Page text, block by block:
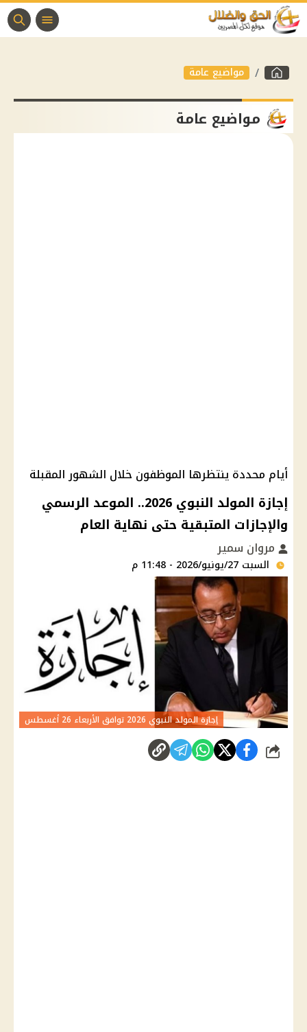
مواضيع عامة
مواضيع عامة
أيام محددة ينتظرها الموظفون خلال الشهور المقبلة
إجازة المولد النبوي 2026.. الموعد الرسمي
والإجازات المتبقية حتى نهاية العام
مروان سمير
السبت 27/يونيو/2026 - 11:48 م
إجازة المولد النبوي 2026 توافق الأربعاء 26 أغسطس
شارك